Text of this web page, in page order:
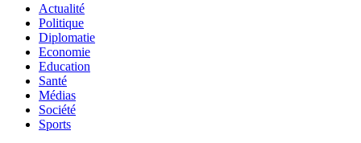
Actualité
Politique
Diplomatie
Economie
Education
Santé
Médias
Société
Sports